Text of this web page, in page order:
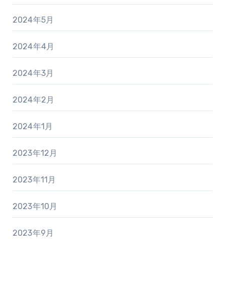
2024年5月
2024年4月
2024年3月
2024年2月
2024年1月
2023年12月
2023年11月
2023年10月
2023年9月